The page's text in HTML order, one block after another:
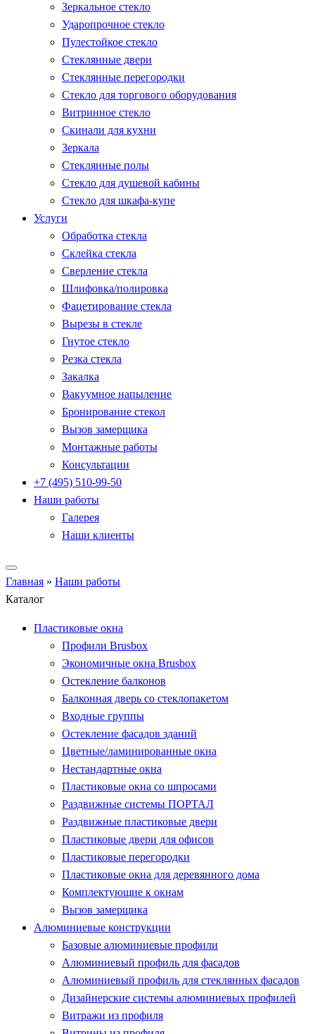
Зеркальное стекло
Ударопрочное стекло
Пулестойкое стекло
Стеклянные двери
Стеклянные перегородки
Стекло для торгового оборудования
Витринное стекло
Скинали для кухни
Зеркала
Стеклянные полы
Стекло для душевой кабины
Стекло для шкафа-купе
Услуги
Обработка стекла
Склейка стекла
Сверление стекла
Шлифовка/полировка
Фацетирование стекла
Вырезы в стекле
Гнутое стекло
Резка стекла
Закалка
Вакуумное напыление
Бронирование стекол
Вызов замерщика
Монтажные работы
Консультации
+7 (495) 510-99-50
Наши работы
Галерея
Наши клиенты
Главная » Наши работы
Каталог
Пластиковые окна
Профили Brusbox
Экономичные окна Brusbox
Остекление балконов
Балконная дверь со стеклопакетом
Входные группы
Остекление фасадов зданий
Цветные/ламинированные окна
Нестандартные окна
Пластиковые окна со шпросами
Раздвижные системы ПОРТАЛ
Раздвижные пластиковые двери
Пластиковые двери для офисов
Пластиковые перегородки
Пластиковые окна для деревянного дома
Комплектующие к окнам
Вызов замерщика
Алюминиевые конструкции
Базовые алюминиевые профили
Алюминиевый профиль для фасадов
Алюминиевый профиль для стеклянных фасадов
Дизайнерские системы алюминиевых профилей
Витражи из профиля